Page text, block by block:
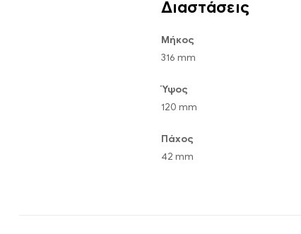
Διαστάσεις
Μήκος
316 mm
Ύψος
120 mm
Πάχος
42 mm